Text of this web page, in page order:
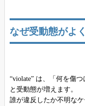
なぜ受動態がよ
“violate” は、「何を傷
と受動態が増えます。
誰が違反したか不明な